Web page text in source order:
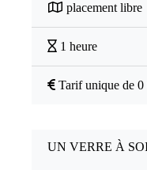
placement libre
1 heure
Tarif unique de 0
UN VERRE À